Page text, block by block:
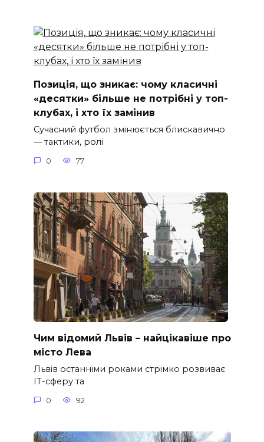
Позиція, що зникає: чому класичні
«десятки» більше не потрібні у топ-
клубах, і хто їх замінив
Сучасний футбол змінюється блискавично
— тактики, ролі
0 77
Чим відомий Львів – найцікавіше про
місто Лева
Львів останніми роками стрімко розвиває
ІТ-сферу та
0 92